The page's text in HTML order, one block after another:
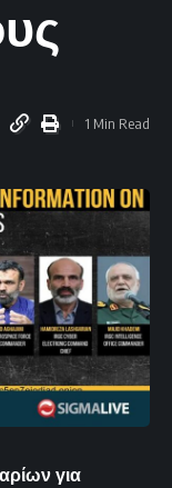
1 Min Read
για